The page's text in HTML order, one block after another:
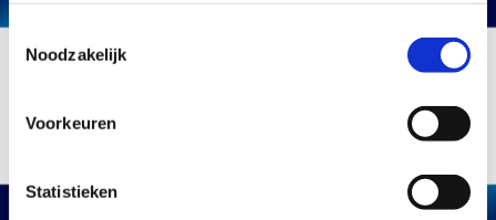
Toestemmingsselectie
Noodzakelijk
Voorkeuren
Statistieken